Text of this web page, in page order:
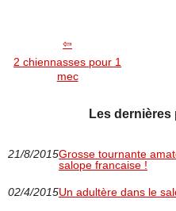
2 chiennasses pour 1
mec
Les
21/8/2015Grosse tournante
salope francaise !
02/4/2015Un adultère dans le